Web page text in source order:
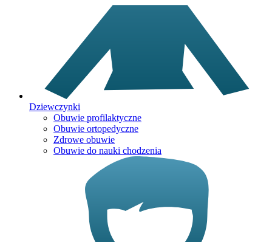
Dziewczynki
Obuwie profilaktyczne
Obuwie ortopedyczne
Zdrowe obuwie
Obuwie do nauki chodzenia